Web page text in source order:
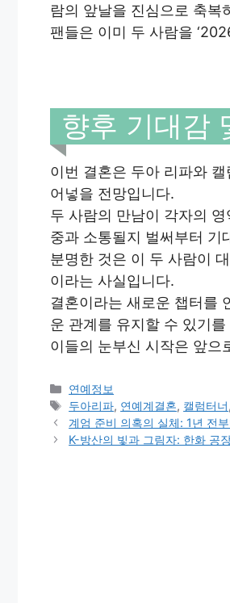
람의 앞날을 진심으로 축복
팬들은 이미 두 사람을
향후 기대감
이번 결혼은 두아 리파와
어넣을 전망입니다.
두 사람의 만남이 각자의
중과 소통될지 벌써부터 기
분명한 것은 이 두 사람이
이라는 사실입니다.
결혼이라는 새로운 챕터를
운 관계를 유지할 수 있기
이들의 눈부신 시작은 앞으
Categories
연예정보
Tags
두아리파, 연예계결혼, 캘럼터너,
계엄 준비 의혹의 실체: 1년 전
K-방산의 빛과 그림자: 한화 공